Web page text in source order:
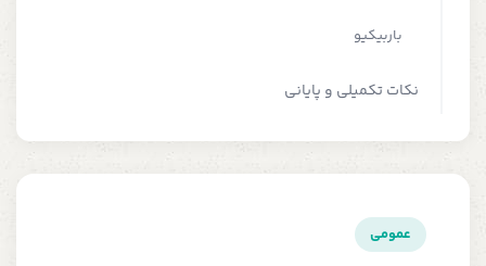
باربیکیو
نکات تکمیلی و پایانی
عمومی